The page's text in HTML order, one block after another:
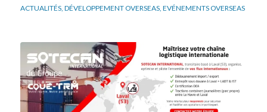
ACTUALITÉS, DÉVELOPPEMENT OVERSEAS, EVÉNEMENTS OVERSEAS